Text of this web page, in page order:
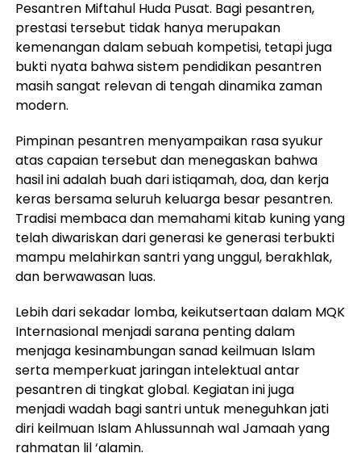
Pesantren Miftahul Huda Pusat. Bagi pesantren,
prestasi tersebut tidak hanya merupakan
kemenangan dalam sebuah kompetisi, tetapi juga
bukti nyata bahwa sistem pendidikan pesantren
masih sangat relevan di tengah dinamika zaman
modern.
Pimpinan pesantren menyampaikan rasa syukur
atas capaian tersebut dan menegaskan bahwa
hasil ini adalah buah dari istiqamah, doa, dan kerja
keras bersama seluruh keluarga besar pesantren.
Tradisi membaca dan memahami kitab kuning yang
telah diwariskan dari generasi ke generasi terbukti
mampu melahirkan santri yang unggul, berakhlak,
dan berwawasan luas.
Lebih dari sekadar lomba, keikutsertaan dalam MQK
Internasional menjadi sarana penting dalam
menjaga kesinambungan sanad keilmuan Islam
serta memperkuat jaringan intelektual antar
pesantren di tingkat global. Kegiatan ini juga
menjadi wadah bagi santri untuk meneguhkan jati
diri keilmuan Islam Ahlussunnah wal Jamaah yang
rahmatan lil ‘alamin.